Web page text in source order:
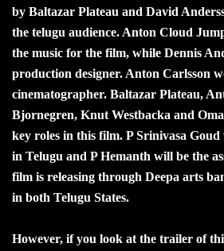
by Baltazar Plateau and David
the telugu audience. Anton Cloud
the music for the film, while Dennis
production designer. Anton Carlsson
cinematographer. Baltazar Plateau,
Bjornegren, Knut Westbacka and
key roles in this film. P Srinivasa
in Telugu and P Hemanth will be the
film is releasing through Deepa arts
in both Telugu States.
However, if you look at the trailer of